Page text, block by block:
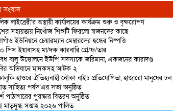
সংবাদ
লাইব্রেরী’র অস্থায়ী কার্যালয়ের কার্যক্রম শুরু ও বৃক্ষরোপণ
সহায়তায় নিখোঁজ শিশুটি ফিরলো স্বজনদের কাছে
ইউনিয়নে চেয়ারম্যান মেম্বারদের দ্বন্ধের নিষ্পত্তি
পিস ইয়াবাসহ মা/দক কারবারি গ্রে/ফ/তার
বালু উত্তোলনে ইউপি সদস্যকে জরিমানা, একজনের কারাদণ্ড
অভিযানে মাদকসহ আটক ২
হাওরে ঐতিহ্যবাহী নৌকা বাইচ প্রতিযোগিতা, হাজারো মানুষের ঢল
সাহিত্য পর্ষদ’এর সভা অনুষ্ঠিত
পুরস্কার বিতরণ অনুষ্ঠিত
মাতৃদুগ্ধ সপ্তাহ ২০২৬ পালিত